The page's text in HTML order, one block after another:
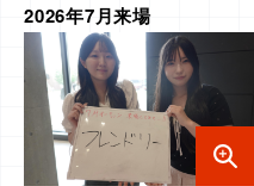
2026年7月来場